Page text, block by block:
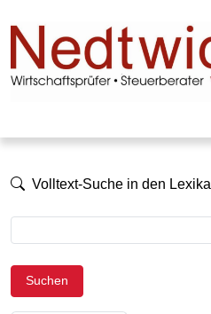
Volltext-Suche in den Lexika
Suchen